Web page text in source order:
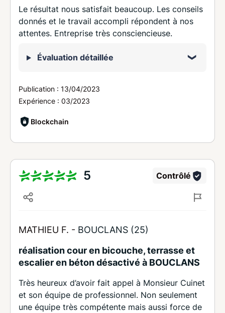
Le résultat nous satisfait beaucoup. Les conseils
donnés et le travail accompli répondent à nos
attentes. Entreprise très consciencieuse.
Évaluation détaillée
Publication : 13/04/2023
Expérience : 03/2023
Blockchain
5 Contrôlé
MATHIEU F. - BOUCLANS (25)
réalisation cour en bicouche, terrasse et
escalier en béton désactivé à BOUCLANS
Très heureux d’avoir fait appel à Monsieur Cuinet
et son équipe de professionnel. Non seulement
une équipe très compétente mais aussi force de